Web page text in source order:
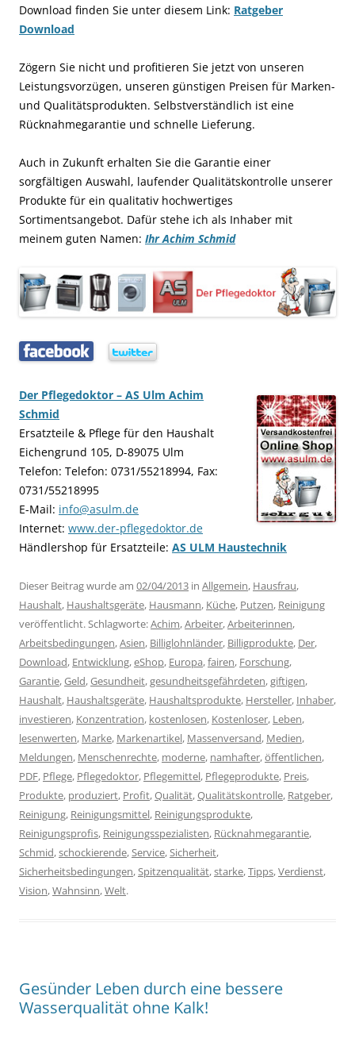
Download finden Sie unter diesem Link: Ratgeber
Download
Zögern Sie nicht und profitieren Sie jetzt von unseren
Leistungsvorzügen, unseren günstigen Preisen für Marken-
und Qualitätsprodukten. Selbstverständlich ist eine
Rücknahmegarantie und schnelle Lieferung.
Auch in Zukunft erhalten Sie die Garantie einer
sorgfältigen Auswahl, laufender Qualitätskontrolle unserer
Produkte für ein qualitativ hochwertiges
Sortimentsangebot. Dafür stehe ich als Inhaber mit
meinem guten Namen: Ihr Achim Schmid
Der Pflegedoktor – AS Ulm Achim
Schmid
Ersatzteile & Pflege für den Haushalt
Eichengrund 105, D-89075 Ulm
Telefon: Telefon: 0731/55218994, Fax:
0731/55218995
E-Mail: info@asulm.de
Internet: www.der-pflegedoktor.de
Händlershop für Ersatzteile: AS ULM Haustechnik
Dieser Beitrag wurde am 02/04/2013 in Allgemein, Hausfrau,
Haushalt, Haushaltsgeräte, Hausmann, Küche, Putzen, Reinigung
veröffentlicht. Schlagworte:Achim,Arbeiter,Arbeiterinnen,
Arbeitsbedingungen,Asien, Billiglohnländer, Billigprodukte, Der,
Download, Entwicklung,eShop, Europa,fairen, Forschung,
Garantie,Geld,Gesundheit,gesundheitsgefährdeten,giftigen,
Haushalt, Haushaltsgeräte, Haushaltsprodukte, Hersteller, Inhaber,
investieren, Konzentration, kostenlosen, Kostenloser, Leben,
lesenwerten, Marke, Markenartikel, Massenversand, Medien,
Meldungen, Menschenrechte, moderne, namhafter,öffentlichen,
PDF, Pflege, Pflegedoktor, Pflegemittel, Pflegeprodukte, Preis,
Produkte, produziert, Profit,Qualität,Qualitätskontrolle, Ratgeber,
Reinigung, Reinigungsmittel, Reinigungsprodukte,
Reinigungsprofis, Reinigungsspezialisten, Rücknahmegarantie,
Schmid,schockierende, Service, Sicherheit,
Sicherheitsbedingungen, Spitzenqualität,starke,Tipps,Verdienst,
Vision,Wahnsinn,Welt.
Gesünder Leben durch eine bessere
Wasserqualität ohne Kalk!